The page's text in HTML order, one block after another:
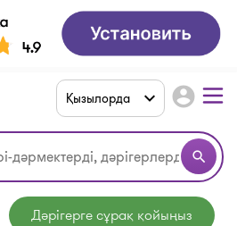
search
Қызылорда account_circle
Дәрігерге сұрақ қойыңыз